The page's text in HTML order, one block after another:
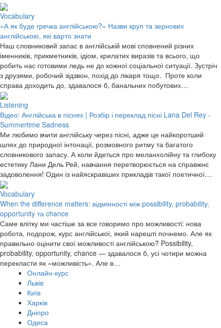
Vocabulary
«А як буде гречка англійською?» Назви круп та зернових
англійською, які варто знати
Наш словниковий запас в англійській мові сповнений різних
іменників, прикметників, ідіом, крилатих виразів та всього, що
робить нас готовими ледь не до кожної соціальної ситуації. Зустріч
з друзями, робочий зідзвон, похід до лікаря тощо. Проте коли
справа доходить до, здавалося б, банальних побутових…
Listening
Відео: Англійська в піснях | Розбір і переклад пісні Lana Del Rey -
Summertime Sadness
Ми любимо вчити англійську через пісні, адже це найкоротший
шлях до природної інтонації, розмовного ритму та багатого
словникового запасу. А коли йдеться про меланхолійну та глибоку
естетику Лани Дель Рей, навчання перетворюється на справжнє
задоволення! Один із найяскравіших прикладів такої поетичної…
Vocabulary
When the difference matters: відмінності між possibility, probability,
opportunity та chance
Саме влітку ми частіше за все говоримо про можливості: нова
робота, подорож, курс англійської, який нарешті почнемо. Але як
правильно оцінити свої можливості англійською? Possibility,
probability, opportunity, chance — здавалося б, усі чотири можна
перекласти як «можливість». Але в…
Онлайн-курс
Львів
Київ
Харків
Дніпро
Одеса